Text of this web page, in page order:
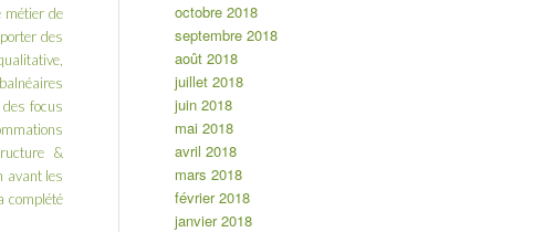
métier de
des
focus
&
avant les
complété
octobre 2018
septembre 2018
août 2018
juillet 2018
juin 2018
mai 2018
avril 2018
mars 2018
février 2018
janvier 2018